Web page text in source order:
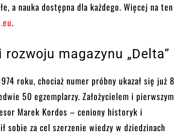
a nauka dostępna dla każdego. Więcej na ten
.
magazynu „Delta”
roku, chociaż numer próbny ukazał się już 8
50 egzemplarzy. Założycielem i pierwszym
Marek Kordos – ceniony historyk i
sobie za cel szerzenie wiedzy w dziedzinach